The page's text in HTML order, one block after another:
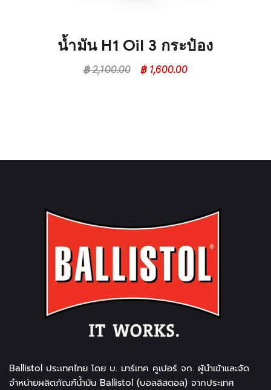
น้ำมัน H1 Oil 3 กระป๋อง
฿2,100.00 ฿1,600.00
Ballistol ประเทศไทย โดย บ. มาร์เทค คูเปอร์ จก. ผู้นำเข้าและจัด
จำหน่ายผลิตภัณฑ์น้ำมัน Ballistol (บอลลิสตอล) จากประเทศ